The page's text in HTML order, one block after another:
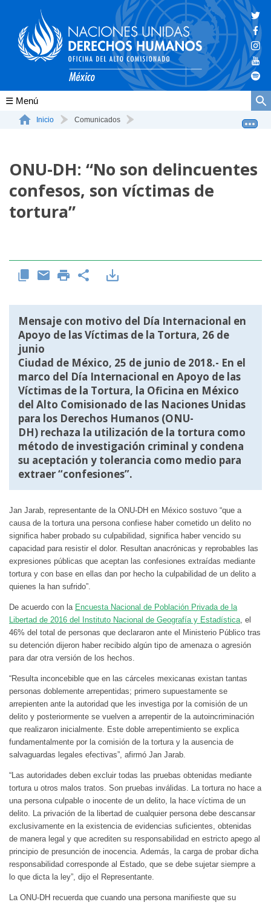
Conócenos
La ONU-DH en México
Vacantes ONU-DH México
ONU-DH en el tiempo
Inicio Comunicados
ONU-DH: “No son delincuentes
confesos, son víctimas de
tortura”
Mensaje con motivo del Día Internacional en
Apoyo de las Víctimas de la Tortura, 26 de
junio
Ciudad de México, 25 de junio de 2018.- En el
marco del Día Internacional en Apoyo de las
Víctimas de la Tortura, la Oficina en México
del Alto Comisionado de las Naciones Unidas
para los Derechos Humanos (ONU-
DH) rechaza la utilización de la tortura como
método de investigación criminal y condena
su aceptación y tolerancia como medio para
extraer “confesiones”.
Jan Jarab, representante de la ONU-DH en México sostuvo “que a
causa de la tortura una persona confiese haber cometido un delito no
significa haber probado su culpabilidad, significa haber vencido su
capacidad para resistir el dolor. Resultan anacrónicas y reprobables las
expresiones públicas que aceptan las confesiones extraídas mediante
tortura y con base en ellas dan por hecho la culpabilidad de un delito a
quienes la han sufrido”.
De acuerdo con la Encuesta Nacional de Población Privada de la
Libertad de 2016 del Instituto Nacional de Geografía y Estadística , el
46% del total de personas que declararon ante el Ministerio Público tras
su detención dijeron haber recibido algún tipo de amenaza o agresión
para dar otra versión de los hechos.
“Resulta inconcebible que en las cárceles mexicanas existan tantas
personas doblemente arrepentidas; primero supuestamente se
arrepienten ante la autoridad que les investiga por la comisión de un
delito y posteriormente se vuelven a arrepentir de la autoincriminación
que realizaron inicialmente. Este doble arrepentimiento se explica
fundamentalmente por la comisión de la tortura y la ausencia de
salvaguardas legales efectivas”, afirmó Jan Jarab.
“Las autoridades deben excluir todas las pruebas obtenidas mediante
tortura u otros malos tratos. Son pruebas inválidas. La tortura no hace a
una persona culpable o inocente de un delito, la hace víctima de un
delito. La privación de la libertad de cualquier persona debe descansar
exclusivamente en la existencia de evidencias suficientes, obtenidas
de manera legal y que acrediten su responsabilidad en estricto apego al
principio de presunción de inocencia. Además, la carga de probar dicha
responsabilidad corresponde al Estado, que se debe sujetar siempre a
lo que dicta la ley”, dijo el Representante.
La ONU-DH recuerda que cuando una persona manifieste que su